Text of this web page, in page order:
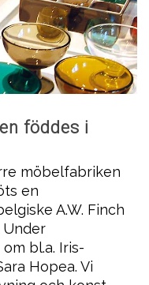
föddes i
möbelfabriken
en
A.W. Finch
Under
bl.a. Iris-
Hopea. Vi